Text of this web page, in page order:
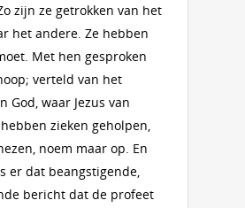
zijn ze ge­trok­­ken van het
het andere. Ze hebben
Met hen ge­spro­­ken
verteld van het
God, waar Jezus van
zieken gehol­pen,
noem maar op. En
er dat beangstigende,
bericht dat de profeet